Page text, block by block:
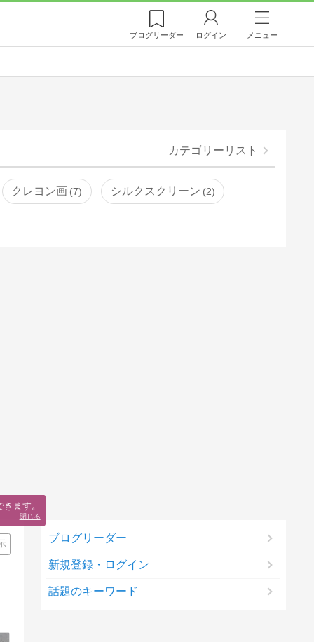
ブログリーダー ログイン メニュー
カテゴリーリスト
クレヨン画 7 シルクスクリーン 2
ブログリーダー
新規登録・ログイン
話題のキーワード
ます。
閉じる